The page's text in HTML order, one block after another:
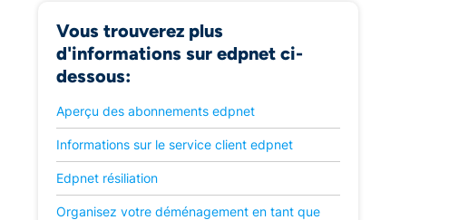
Vous trouverez plus
d'informations sur edpnet ci-
dessous:
Aperçu des abonnements edpnet
Informations sur le service client edpnet
Edpnet résiliation
Organisez votre déménagement en tant que